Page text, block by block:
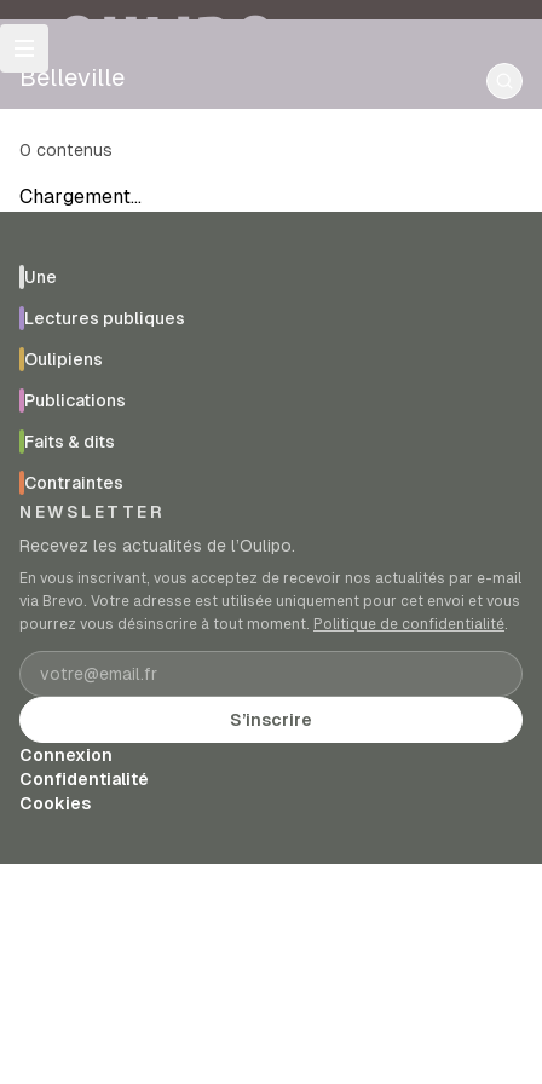
OULIPO
Belleville
0 contenus
Chargement…
Une
Lectures publiques
Oulipiens
Publications
Faits & dits
Contraintes
NEWSLETTER
Recevez les actualités de l’Oulipo.
En vous inscrivant, vous acceptez de recevoir nos actualités par e-mail
via Brevo. Votre adresse est utilisée uniquement pour cet envoi et vous
pourrez vous désinscrire à tout moment. Politique de confidentialité.
Adresse e-mail
S’inscrire
Connexion
Confidentialité
Cookies